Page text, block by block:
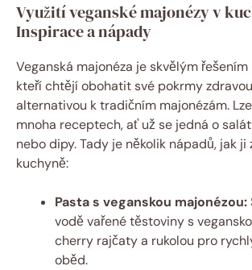
Využití veganské majonézy v
Inspirace a nápady
Veganská majonéza je skvělým
kteří chtějí obohatit své pokrmy
alternativou k tradičním majonézám.
mnoha receptech, ať už se jedná o
nebo dipy. Tady je několik nápadů, jak
kuchyně:
Pasta s veganskou majonézou:
vodě vařené těstoviny s
cherry rajčaty a rukolou pro
oběd.